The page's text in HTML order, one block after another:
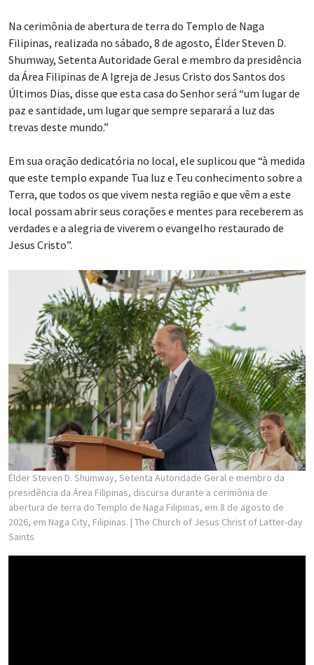
Na cerimônia de abertura de terra do Templo de Naga
Filipinas, realizada no sábado, 8 de agosto, Élder Steven D.
Shumway, Setenta Autoridade Geral e membro da presidência
da Área Filipinas de A Igreja de Jesus Cristo dos Santos dos
Últimos Dias, disse que esta casa do Senhor será “um lugar de
paz e santidade, um lugar que sempre separará a luz das
trevas deste mundo.”
Em sua oração dedicatória no local, ele suplicou que “à medida
que este templo expande Tua luz e Teu conhecimento sobre a
Terra, que todos os que vivem nesta região e que vêm a este
local possam abrir seus corações e mentes para receberem as
verdades e a alegria de viverem o evangelho restaurado de
Jesus Cristo”.
Élder Steven D. Shumway, Setenta Autoridade Geral e membro da
presidência da Área Filipinas, discursa durante a cerimônia de
abertura de terra do Templo de Naga Filipinas, em 8 de agosto de
2026, em Naga City, Filipinas. | The Church of Jesus Christ of Latter-day
Saints